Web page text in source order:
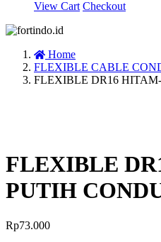
View Cart Checkout
Home
FLEXIBLE CABLE
FLEXIBLE DR16
FLEXIBLE
PUTIH
Rp73.000